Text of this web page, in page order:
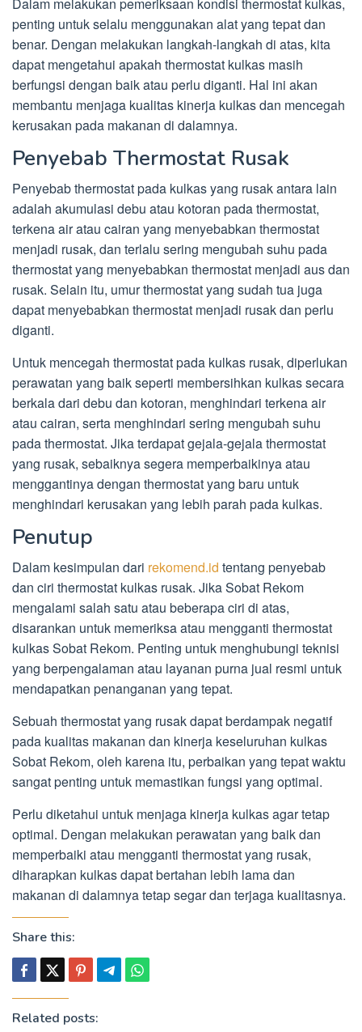
penting untuk selalu menggunakan alat yang tepat dan
benar. Dengan melakukan langkah-langkah di atas, kita
dapat mengetahui apakah thermostat kulkas masih
berfungsi dengan baik atau perlu diganti. Hal ini akan
membantu menjaga kualitas kinerja kulkas dan mencegah
kerusakan pada makanan di dalamnya.
Penyebab Thermostat Rusak
Penyebab thermostat pada kulkas yang rusak antara lain
adalah akumulasi debu atau kotoran pada thermostat,
terkena air atau cairan yang menyebabkan thermostat
menjadi rusak, dan terlalu sering mengubah suhu pada
thermostat yang menyebabkan thermostat menjadi aus dan
rusak. Selain itu, umur thermostat yang sudah tua juga
dapat menyebabkan thermostat menjadi rusak dan perlu
diganti.
Untuk mencegah thermostat pada kulkas rusak, diperlukan
perawatan yang baik seperti membersihkan kulkas secara
berkala dari debu dan kotoran, menghindari terkena air
atau cairan, serta menghindari sering mengubah suhu
pada thermostat. Jika terdapat gejala-gejala thermostat
yang rusak, sebaiknya segera memperbaikinya atau
menggantinya dengan thermostat yang baru untuk
menghindari kerusakan yang lebih parah pada kulkas.
Penutup
Dalam kesimpulan dari rekomend.id tentang penyebab
dan ciri thermostat kulkas rusak. Jika Sobat Rekom
mengalami salah satu atau beberapa ciri di atas,
disarankan untuk memeriksa atau mengganti thermostat
kulkas Sobat Rekom. Penting untuk menghubungi teknisi
yang berpengalaman atau layanan purna jual resmi untuk
mendapatkan penanganan yang tepat.
Sebuah thermostat yang rusak dapat berdampak negatif
pada kualitas makanan dan kinerja keseluruhan kulkas
Sobat Rekom, oleh karena itu, perbaikan yang tepat waktu
sangat penting untuk memastikan fungsi yang optimal.
Perlu diketahui untuk menjaga kinerja kulkas agar tetap
optimal. Dengan melakukan perawatan yang baik dan
memperbaiki atau mengganti thermostat yang rusak,
diharapkan kulkas dapat bertahan lebih lama dan
makanan di dalamnya tetap segar dan terjaga kualitasnya.
Share this:
Related posts: